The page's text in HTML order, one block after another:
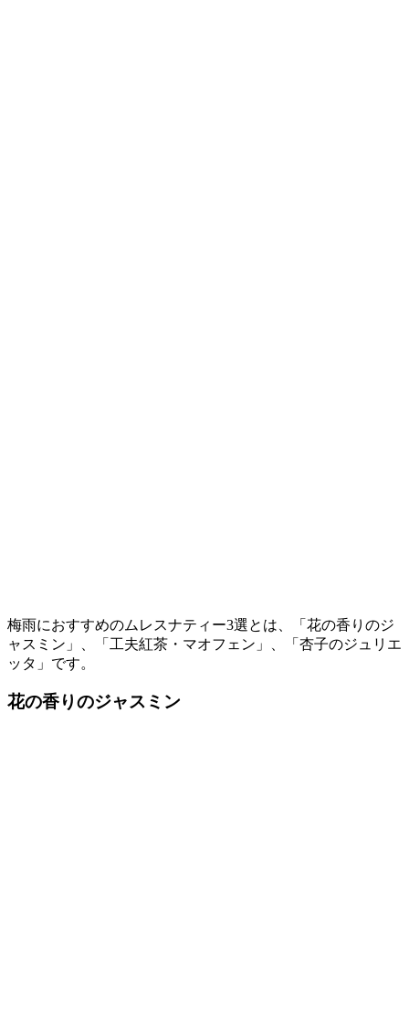
梅雨におすすめのムレスナティー3選とは、「花の香りのジ
ャスミン」、「工夫紅茶・マオフェン」、「杏子のジュリエ
ッタ」です。
花の香りのジャスミン